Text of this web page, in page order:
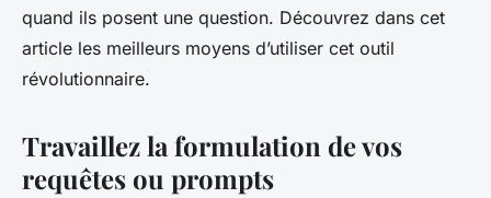
quand ils posent une question. Découvrez dans cet
article les meilleurs moyens d’utiliser cet outil
révolutionnaire.
Travaillez la formulation de vos
requêtes ou prompts